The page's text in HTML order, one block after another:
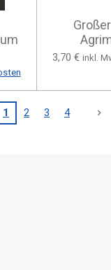
3,70 € inkl.
1 2 3 4